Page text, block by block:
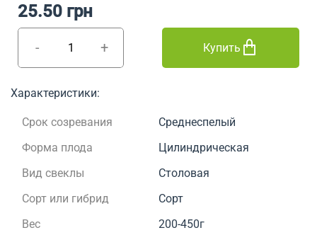
- +
25.50 грн
Купить
Характеристики:
Срок созревания
Среднеспелый
Форма плода
Цилиндрическая
Вид свеклы
Столовая
Сорт или гибрид
Сорт
Вес
200-450г